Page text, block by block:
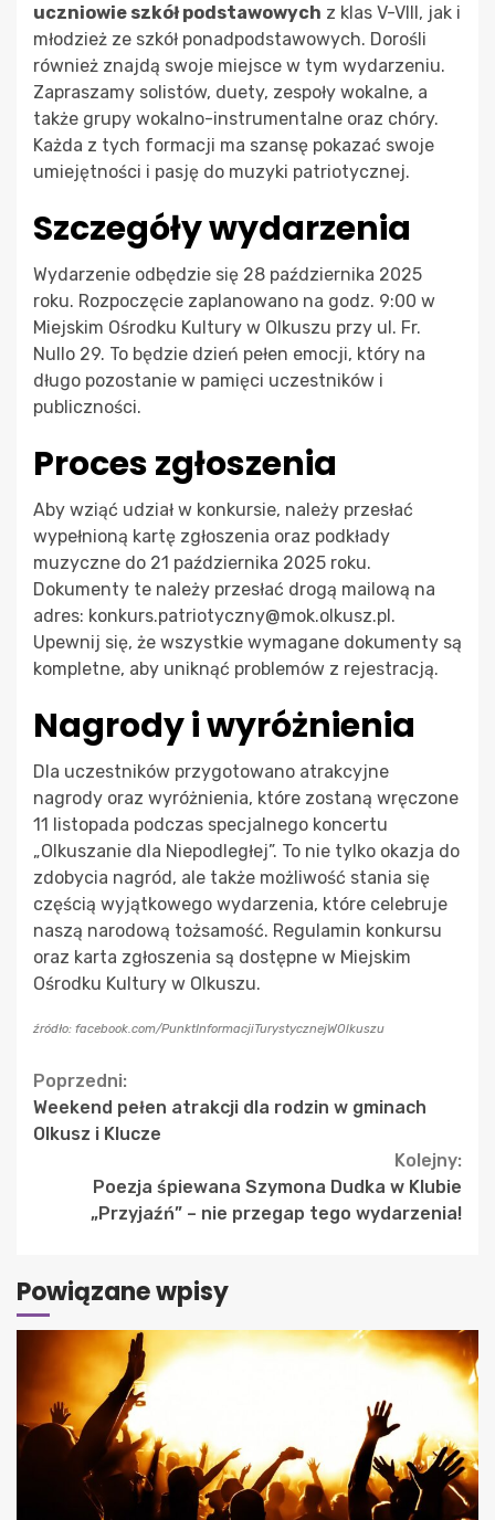
uczniowie szkół podstawowych z klas V-VIII, jak i
młodzież ze szkół ponadpodstawowych. Dorośli
również znajdą swoje miejsce w tym wydarzeniu.
Zapraszamy solistów, duety, zespoły wokalne, a
także grupy wokalno-instrumentalne oraz chóry.
Każda z tych formacji ma szansę pokazać swoje
umiejętności i pasję do muzyki patriotycznej.
Szczegóły wydarzenia
Wydarzenie odbędzie się 28 października 2025
roku. Rozpoczęcie zaplanowano na godz. 9:00 w
Miejskim Ośrodku Kultury w Olkuszu przy ul. Fr.
Nullo 29. To będzie dzień pełen emocji, który na
długo pozostanie w pamięci uczestników i
publiczności.
Proces zgłoszenia
Aby wziąć udział w konkursie, należy przesłać
wypełnioną kartę zgłoszenia oraz podkłady
muzyczne do 21 października 2025 roku.
Dokumenty te należy przesłać drogą mailową na
adres: konkurs.patriotyczny@mok.olkusz.pl.
Upewnij się, że wszystkie wymagane dokumenty są
kompletne, aby uniknąć problemów z rejestracją.
Nagrody i wyróżnienia
Dla uczestników przygotowano atrakcyjne
nagrody oraz wyróżnienia, które zostaną wręczone
11 listopada podczas specjalnego koncertu
„Olkuszanie dla Niepodległej”. To nie tylko okazja do
zdobycia nagród, ale także możliwość stania się
częścią wyjątkowego wydarzenia, które celebruje
naszą narodową tożsamość. Regulamin konkursu
oraz karta zgłoszenia są dostępne w Miejskim
Ośrodku Kultury w Olkuszu.
źródło: facebook.com/PunktInformacjiTurystycznejWOlkuszu
Continue
Reading
Poprzedni:
Weekend pełen atrakcji dla rodzin w gminach
Olkusz i Klucze
Kolejny:
Poezja śpiewana Szymona Dudka w Klubie
„Przyjaźń” – nie przegap tego wydarzenia!
Powiązane wpisy